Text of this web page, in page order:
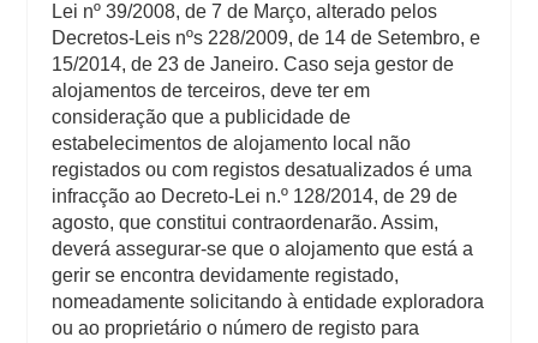
Lei nº 39/2008, de 7 de Março, alterado pelos
Decretos-Leis nºs 228/2009, de 14 de Setembro, e
15/2014, de 23 de Janeiro. Caso seja gestor de
alojamentos de terceiros, deve ter em
consideração que a publicidade de
estabelecimentos de alojamento local não
registados ou com registos desatualizados é uma
infracção ao Decreto-Lei n.º 128/2014, de 29 de
agosto, que constitui contraordenarão. Assim,
deverá assegurar-se que o alojamento que está a
gerir se encontra devidamente registado,
nomeadamente solicitando à entidade exploradora
ou ao proprietário o número de registo para